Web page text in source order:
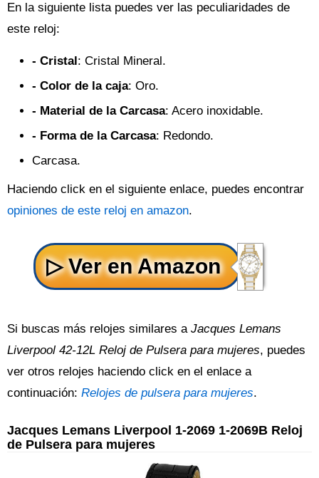
En la siguiente lista puedes ver las peculiaridades de
este reloj:
- Cristal: Cristal Mineral.
- Color de la caja: Oro.
- Material de la Carcasa: Acero inoxidable.
- Forma de la Carcasa: Redondo.
Carcasa.
Haciendo click en el siguiente enlace, puedes encontrar
opiniones de este reloj en amazon.
Si buscas más relojes similares a Jacques Lemans
Liverpool 42-12L Reloj de Pulsera para mujeres, puedes
ver otros relojes haciendo click en el enlace a
continuación: Relojes de pulsera para mujeres.
Jacques Lemans Liverpool 1-2069 1-2069B Reloj
de Pulsera para mujeres